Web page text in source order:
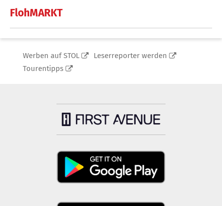
FlohMARKT
Werben auf STOL
Leserreporter werden
Tourentipps